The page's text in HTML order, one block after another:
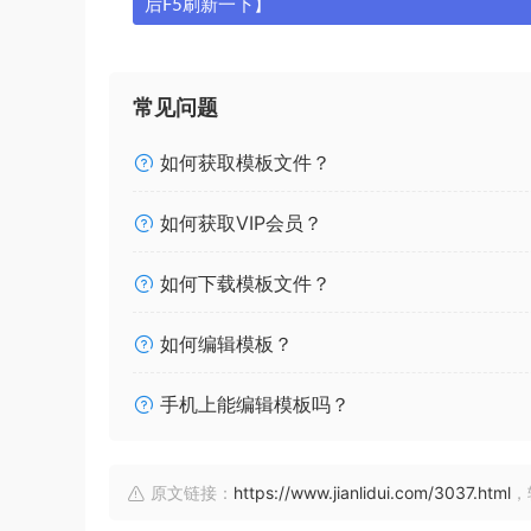
后F5刷新一下】
常见问题
如何获取模板文件？
如何获取VIP会员？
如何下载模板文件？
如何编辑模板？
手机上能编辑模板吗？
原文链接： https://www.jianlidui.com/3037.html